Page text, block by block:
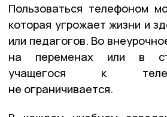
Пользоваться телефоном
которая угрожает жизни и
или педагогов. Во
на переменах или в
учащегося к
не ограничивается.